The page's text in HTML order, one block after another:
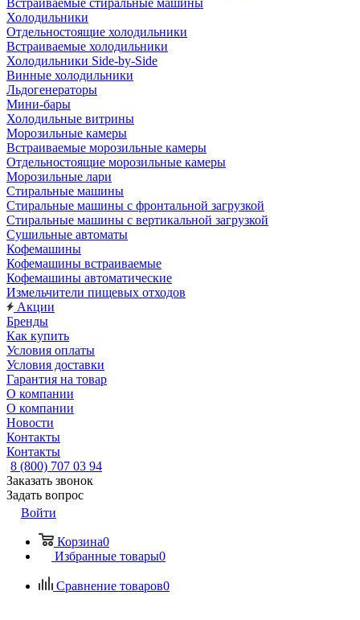
Встраиваемые стиральные машины
Холодильники
Отдельностоящие холодильники
Встраиваемые холодильники
Холодильники Side-by-Side
Винные холодильники
Льдогенераторы
Мини-бары
Холодильные витрины
Морозильные камеры
Встраиваемые морозильные камеры
Отдельностоящие морозильные камеры
Морозильные лари
Стиральные машины
Стиральные машины с фронтальной загрузкой
Стиральные машины с вертикальной загрузкой
Сушильные автоматы
Кофемашины
Кофемашины встраиваемые
Кофемашины автоматические
Измельчители пищевых отходов
Акции
Бренды
Как купить
Условия оплаты
Условия доставки
Гарантия на товар
О компании
О компании
Новости
Контакты
Контакты
8 (800) 707 03 94
Заказать звонок
Задать вопрос
Войти
Корзина0
Избранные товары0
Сравнение товаров0